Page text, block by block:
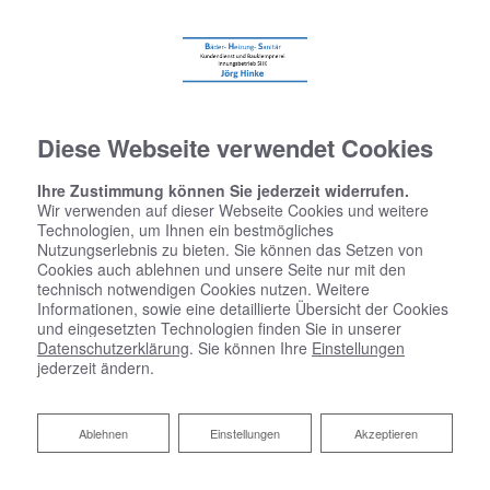
Zentrale Wohnraumlüftung
Diese Webseite verwendet Cookies
Ihre Zustimmung können Sie jederzeit widerrufen.
Wir verwenden auf dieser Webseite Cookies und weitere
Technologien, um Ihnen ein bestmögliches
Nutzungserlebnis zu bieten. Sie können das Setzen von
Cookies auch ablehnen und unsere Seite nur mit den
technisch notwendigen Cookies nutzen. Weitere
Informationen, sowie eine detaillierte Übersicht der Cookies
und eingesetzten Technologien finden Sie in unserer
Datenschutzerklärung. Sie können Ihre Einstellungen
jederzeit ändern.
Akzeptieren
Einstellungen
Ablehnen
Ablehnen